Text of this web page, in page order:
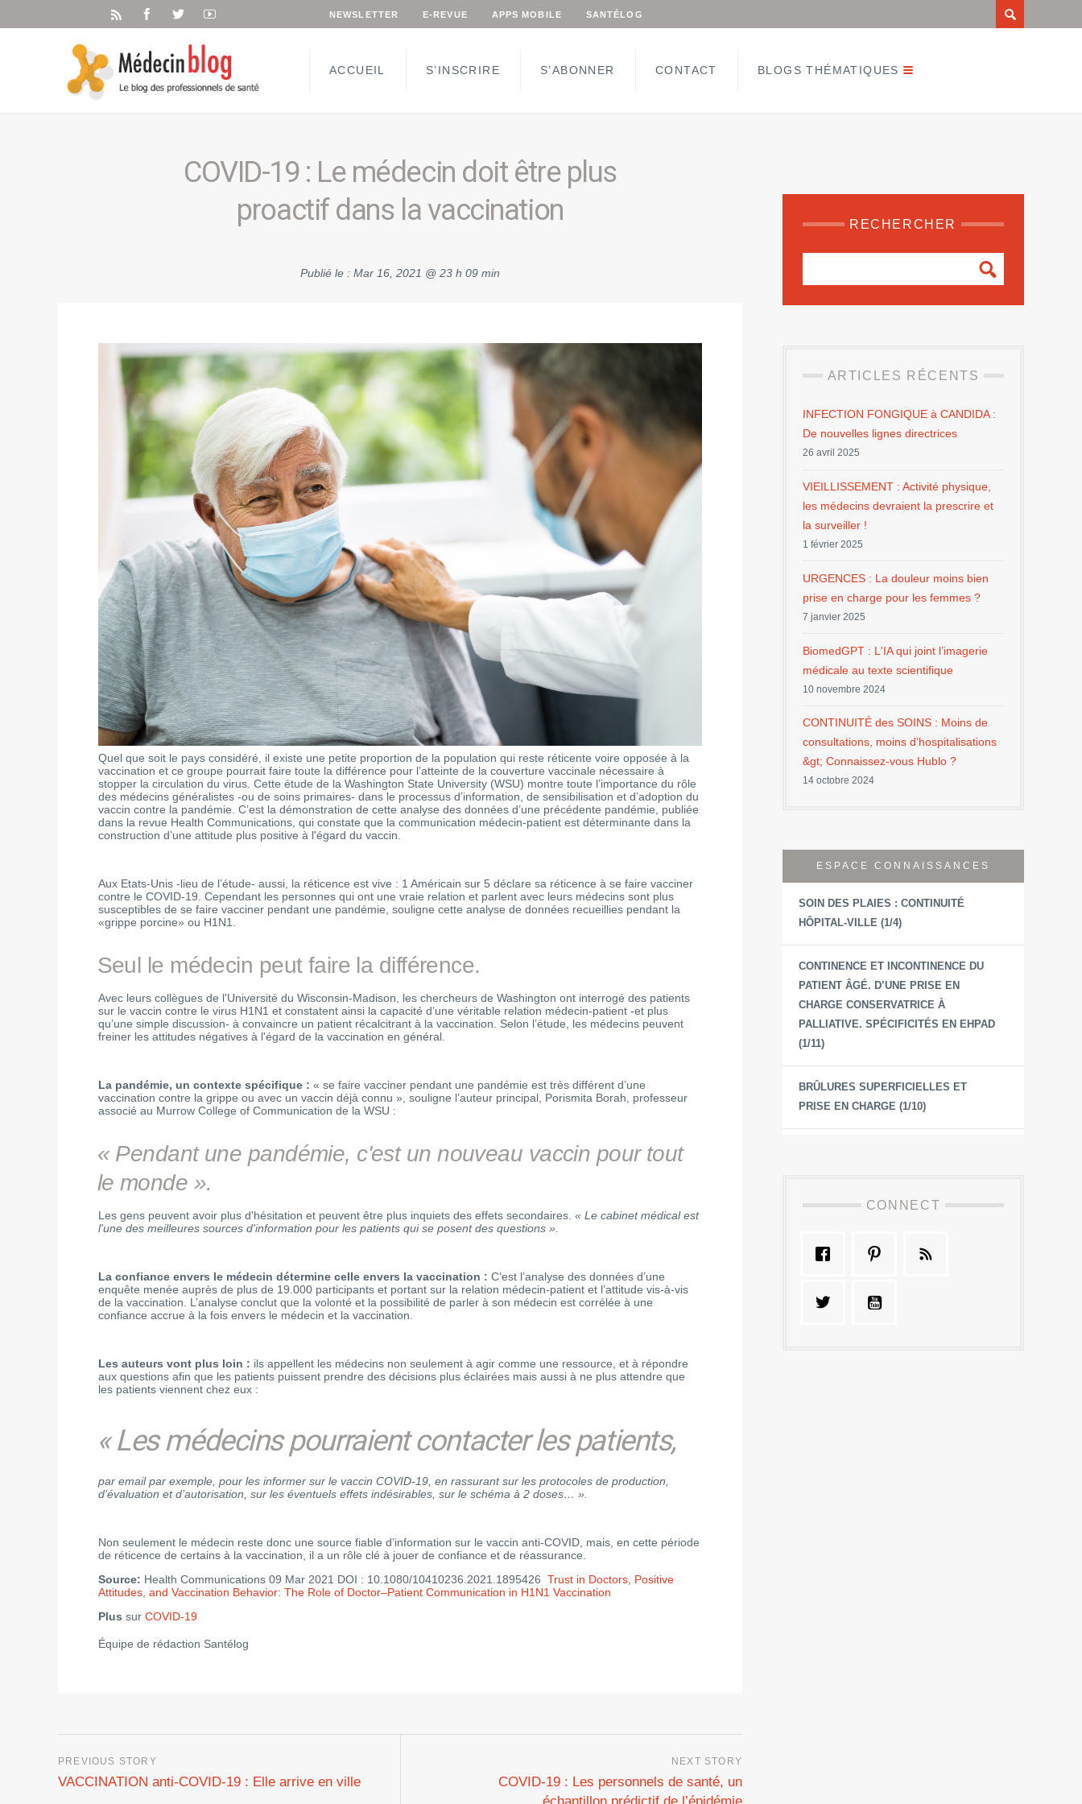
NEWSLETTER E-REVUE APPS MOBILE SANTÉLOG
ACCUEIL S’INSCRIRE S’ABONNER CONTACT BLOGS THÉMATIQUES
COVID-19 : Le médecin doit être plus
proactif dans la vaccination
Publié le : Mar 16, 2021 @ 23 h 09 min
Quel que soit le pays considéré, il existe une petite proportion de la population qui reste réticente voire opposée à la
vaccination et ce groupe pourrait faire toute la différence pour l’atteinte de la couverture vaccinale nécessaire à
stopper la circulation du virus. Cette étude de la Washington State University (WSU) montre toute l’importance du rôle
des médecins généralistes -ou de soins primaires- dans le processus d’information, de sensibilisation et d’adoption du
vaccin contre la pandémie. C’est la démonstration de cette analyse des données d’une précédente pandémie, publiée
dans la revue Health Communications, qui constate que la communication médecin-patient est déterminante dans la
construction d’une attitude plus positive à l'égard du vaccin.
Aux Etats-Unis -lieu de l’étude- aussi, la réticence est vive : 1 Américain sur 5 déclare sa réticence à se faire vacciner
contre le COVID-19. Cependant les personnes qui ont une vraie relation et parlent avec leurs médecins sont plus
susceptibles de se faire vacciner pendant une pandémie, souligne cette analyse de données recueillies pendant la
«grippe porcine» ou H1N1.
Seul le médecin peut faire la différence.
Avec leurs collègues de l'Université du Wisconsin-Madison, les chercheurs de Washington ont interrogé des patients
sur le vaccin contre le virus H1N1 et constatent ainsi la capacité d’une véritable relation médecin-patient -et plus
qu’une simple discussion- à convaincre un patient récalcitrant à la vaccination. Selon l’étude, les médecins peuvent
freiner les attitudes négatives à l'égard de la vaccination en général.
La pandémie, un contexte spécifique : « se faire vacciner pendant une pandémie est très différent d’une
vaccination contre la grippe ou avec un vaccin déjà connu », souligne l’auteur principal, Porismita Borah, professeur
associé au Murrow College of Communication de la WSU :
« Pendant une pandémie, c'est un nouveau vaccin pour tout
le monde ».
Les gens peuvent avoir plus d'hésitation et peuvent être plus inquiets des effets secondaires. « Le cabinet médical est
l'une des meilleures sources d'information pour les patients qui se posent des questions ».
La confiance envers le médecin détermine celle envers la vaccination : C’est l’analyse des données d’une
enquête menée auprès de plus de 19.000 participants et portant sur la relation médecin-patient et l’attitude vis-à-vis
de la vaccination. L’analyse conclut que la volonté et la possibilité de parler à son médecin est corrélée à une
confiance accrue à la fois envers le médecin et la vaccination.
Les auteurs vont plus loin : ils appellent les médecins non seulement à agir comme une ressource, et à répondre
aux questions afin que les patients puissent prendre des décisions plus éclairées mais aussi à ne plus attendre que
les patients viennent chez eux :
« Les médecins pourraient contacter les patients,
par email par exemple, pour les informer sur le vaccin COVID-19, en rassurant sur les protocoles de production,
d’évaluation et d’autorisation, sur les éventuels effets indésirables, sur le schéma à 2 doses… ».
Non seulement le médecin reste donc une source fiable d’information sur le vaccin anti-COVID, mais, en cette période
de réticence de certains à la vaccination, il a un rôle clé à jouer de confiance et de réassurance.
Source: Health Communications 09 Mar 2021 DOI : 10.1080/10410236.2021.1895426 Trust in Doctors, Positive
Attitudes, and Vaccination Behavior: The Role of Doctor–Patient Communication in H1N1 Vaccination
Plus sur COVID-19
Équipe de rédaction Santélog
VACCINATION anti-COVID-19 : Elle arrive en ville
COVID-19 : Les personnels de santé, un
RECHERCHER
ARTICLES RÉCENTS
INFECTION FONGIQUE à CANDIDA :
De nouvelles lignes directrices
26 avril 2025
VIEILLISSEMENT : Activité physique,
les médecins devraient la prescrire et
la surveiller !
1 février 2025
URGENCES : La douleur moins bien
prise en charge pour les femmes ?
7 janvier 2025
BiomedGPT : L'IA qui joint l’imagerie
médicale au texte scientifique
10 novembre 2024
CONTINUITÉ des SOINS : Moins de
consultations, moins d’hospitalisations
&gt; Connaissez-vous Hublo ?
14 octobre 2024
ESPACE CONNAISSANCES
SOIN DES PLAIES : CONTINUITÉ
HÔPITAL-VILLE (1/4)
CONTINENCE ET INCONTINENCE DU
PATIENT ÂGÉ. D’UNE PRISE EN
CHARGE CONSERVATRICE À
PALLIATIVE. SPÉCIFICITÉS EN EHPAD
(1/11)
BRÛLURES SUPERFICIELLES ET
PRISE EN CHARGE (1/10)
CONNECT